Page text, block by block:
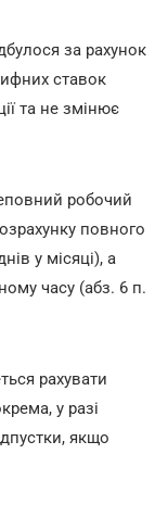
за рахунок
ставок
та не змінює
робочий
повного
у місяці), а
часу (абз. 6 п.
рахувати
у разі
якщо